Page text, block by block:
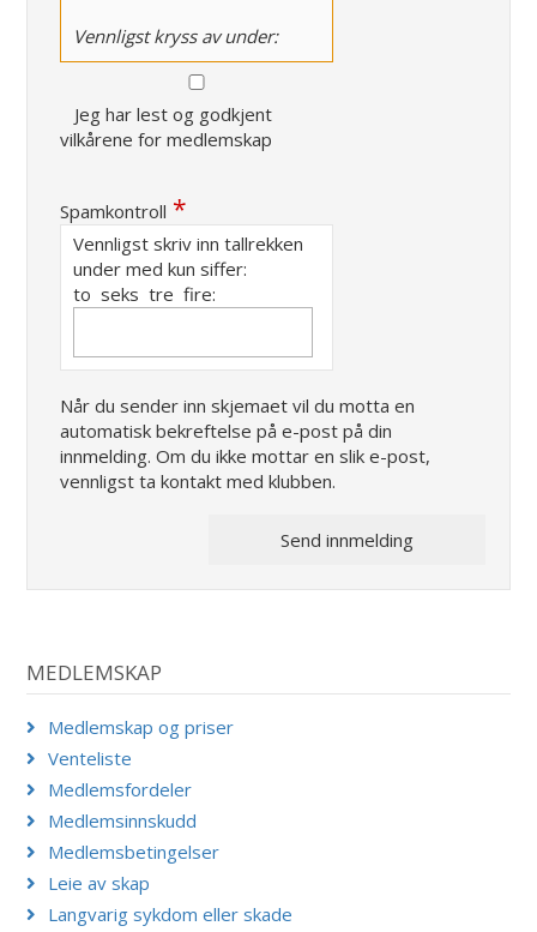
Vennligst kryss av under:
Jeg har lest og godkjent
vilkårene for medlemskap
Spamkontroll
Vennligst skriv inn tallrekken
under med kun siffer:
to seks tre fire:
Når du sender inn skjemaet vil du motta en
automatisk bekreftelse på e-post på din
innmelding. Om du ikke mottar en slik e-post,
vennligst ta kontakt med klubben.
MEDLEMSKAP
Medlemskap og priser
Venteliste
Medlemsfordeler
Medlemsinnskudd
Medlemsbetingelser
Leie av skap
Langvarig sykdom eller skade